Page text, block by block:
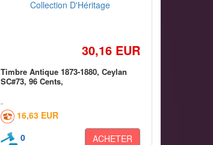
30,16 EUR
Timbre Antique 1873-1880, Ceylan
SC#73, 96 Cents,
16,63 EUR
0
ACHETER